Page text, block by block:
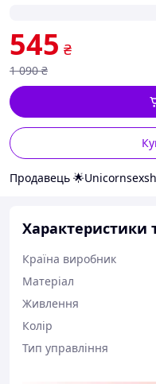
545 ₴
1 090 ₴
Продавець
Характеристики
Країна виробник
Матеріал
Живлення
Колір
Тип управління